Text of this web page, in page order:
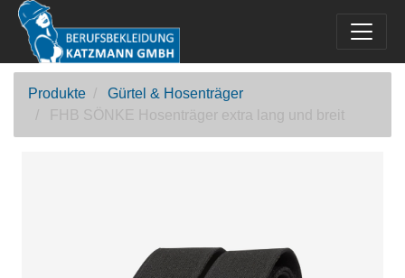
Produkte
Gürtel & Hosenträger
FHB SÖNKE Hosenträger extra lang und breit